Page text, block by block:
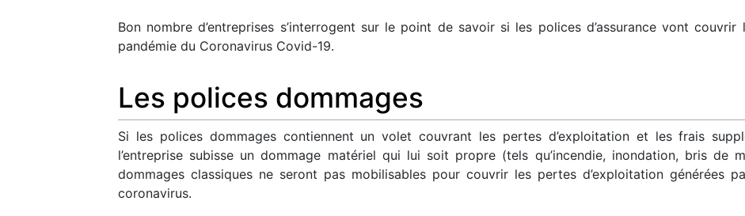
Bon nombre d’entreprises s’interrogent sur le point de savoir si les polices d’assurance vont
pandémie du Coronavirus Covid-19.
Les polices dommages
Si les polices dommages contiennent un volet couvrant les pertes d’exploitation et les frais
l’entreprise subisse un dommage matériel qui lui soit propre (tels qu’incendie, inondation, bris de
dommages classiques ne seront pas mobilisables pour couvrir les pertes d’exploitation générées
coronavirus.